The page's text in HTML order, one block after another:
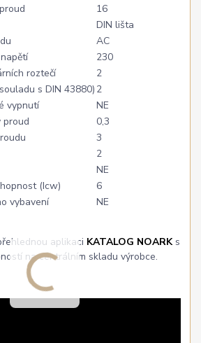
16
DIN lišta
AC
230
roztečí
2
s DIN 43880) 2
vypnutí
NE
proud
0,3
3
2
NE
(Icw)
6
vybavení
NE
aplikaci KATALOG NOARKs
na centrálním skladu výrobce.